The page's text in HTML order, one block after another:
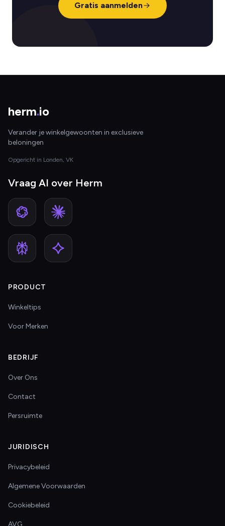
Gratis aanmelden
herm.io
Verander je winkelgewoonten in exclusieve
beloningen
Opgericht in Londen, VK
Vraag AI over Herm
PRODUCT
Winkeltips
Voor Merken
BEDRIJF
Over Ons
Contact
Persruimte
JURIDISCH
Privacybeleid
Algemene Voorwaarden
Cookiebeleid
AVG